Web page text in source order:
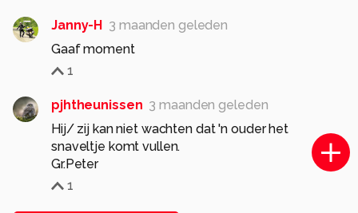
Janny-H
3 maanden geleden
Gaaf moment
1
pjhtheunissen 3 maanden geleden
Hij/ zij kan niet wachten dat 'n ouder het
snaveltje komt vullen.
Gr.Peter
1